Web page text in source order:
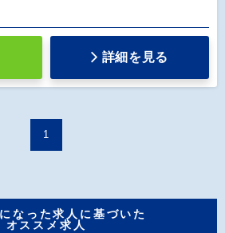
詳細を見る
1
なった求人に基づいた
オススメ求人